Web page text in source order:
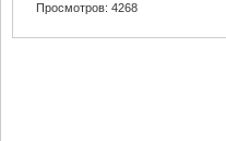
Просмотров: 4268